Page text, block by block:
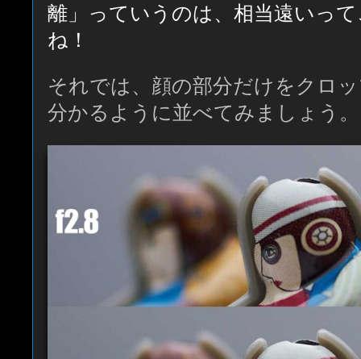
離」っていうのは、相当遠いっ
ね！
それでは、顔の部分だけをクロ
分かるように並べてみましょう。